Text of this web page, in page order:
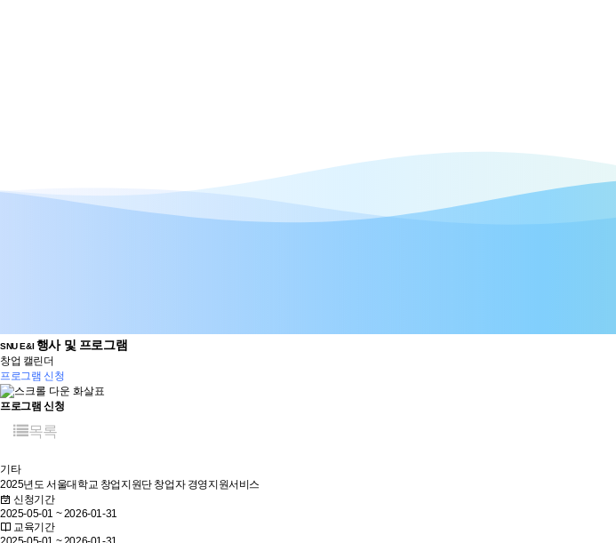
SNU E&I 행사 및 프로그램
창업 캘린더
프로그램 신청
프로그램 신청
목록
기타
2025년도 서울대학교 창업지원단 창업자 경영지원서비스
신청기간
2025-05-01 ~ 2026-01-31
교육기간